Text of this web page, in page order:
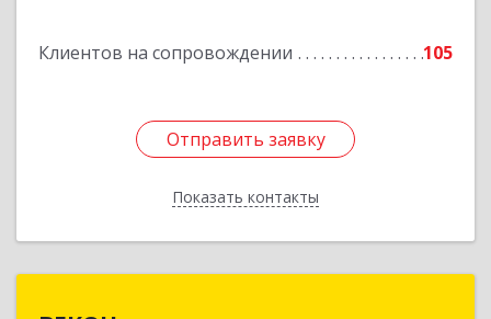
Клиентов на сопровождении 105
Отправить заявку
Показать контакты
Отправить заявку
Назад